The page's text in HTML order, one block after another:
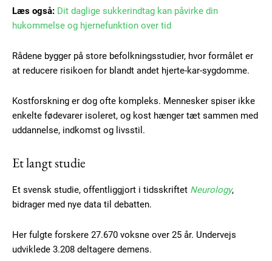
Læs også: Dit daglige sukkerindtag kan påvirke din
hukommelse og hjernefunktion over tid
Rådene bygger på store befolkningsstudier, hvor formålet er
at reducere risikoen for blandt andet hjerte-kar-sygdomme.
Kostforskning er dog ofte kompleks. Mennesker spiser ikke
enkelte fødevarer isoleret, og kost hænger tæt sammen med
uddannelse, indkomst og livsstil.
Et langt studie
Et svensk studie, offentliggjort i tidsskriftet Neurology,
bidrager med nye data til debatten.
Her fulgte forskere 27.670 voksne over 25 år. Undervejs
udviklede 3.208 deltagere demens.